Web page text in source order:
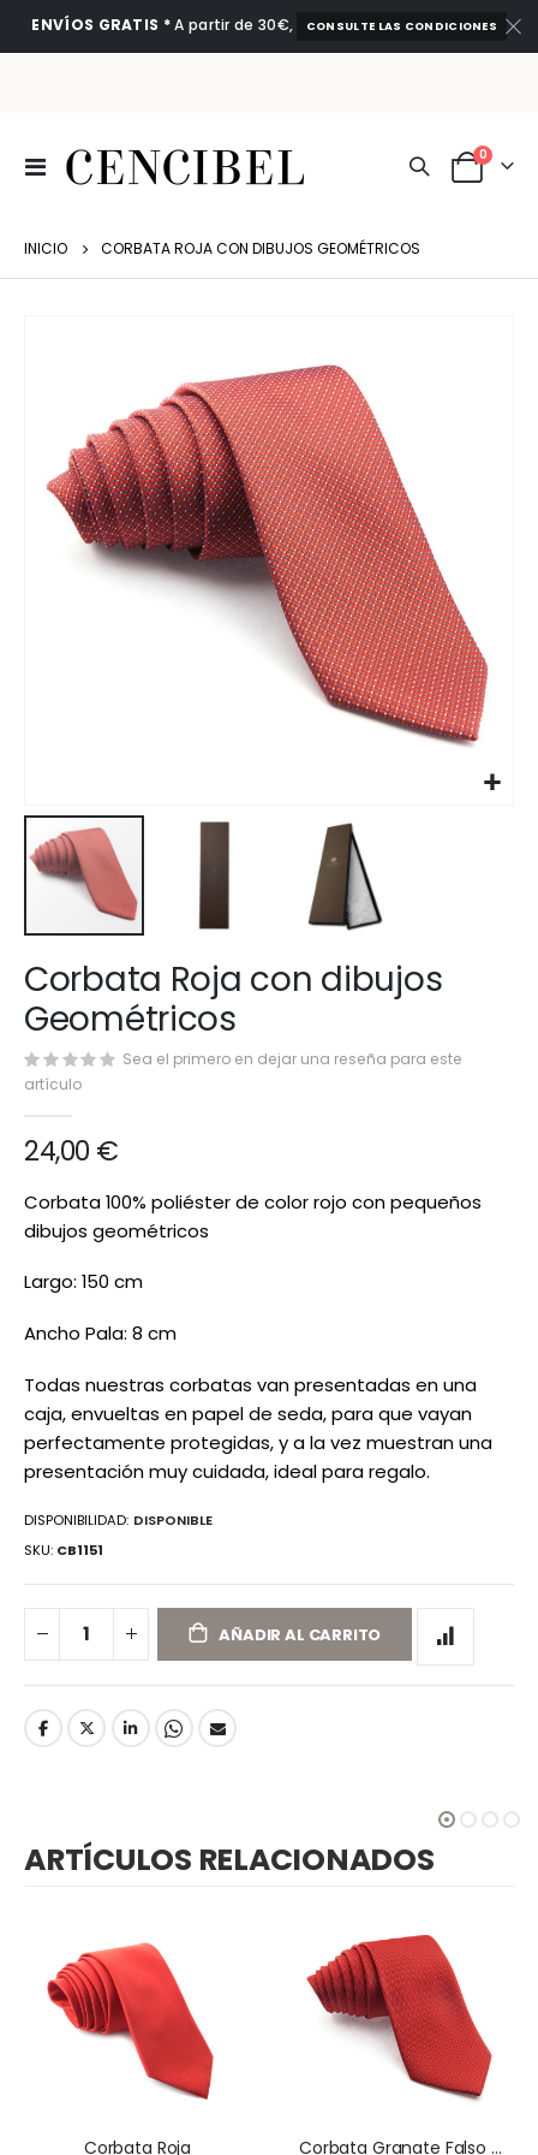
ENVÍOS GRATIS *A partir de 30€, CONSULTE LAS CONDICIONES
Toggle
Nav
Cart
0
INICIO CORBATA ROJA CON DIBUJOS GEOMÉTRICOS
galería
imágenes
al
comienzo
de
la
galería
imágenes
Corbata Roja con dibujos
Geométricos
Sea el primero en dejar una reseña para este
artículo
24,00 €
Corbata 100% poliéster de color rojo con pequeños
dibujos geométricos
Largo: 150 cm
Ancho Pala: 8 cm
Todas nuestras corbatas van presentadas en una
caja, envueltas en papel de seda, para que vayan
perfectamente protegidas, y a la vez muestran una
presentación muy cuidada, ideal para regalo.
DISPONIBILIDAD: DISPONIBLE
SKU CB1151
AÑADIR AL CARRITO
ARTÍCULOS RELACIONADOS
Corbata Roja Corbata Granate Falso Liso